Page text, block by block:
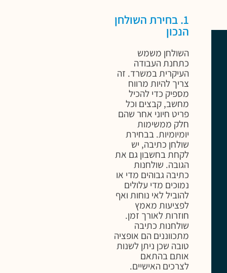
1. בחירת השולחן
הנכון
השולחן משמש
כתחנת העבודה
העיקרית במשרד. זה
צריך להיות מרווח
מספיק כדי להכיל
מחשב, קבצים וכל
פריט חיוני אחר שהם
חלק ממשימות
יומיומיות. בבחירת
שולחן כתיבה, יש
לקחת בחשבון גם את
הגובה. שולחנות
כתיבה גבוהים מדי או
נמוכים מדי עלולים
להוביל לאי נוחות ואף
לפציעות מאמץ
חוזרות לאורך זמן.
שולחנות כתיבה
מתכווננים הם אופציה
טובה שכן ניתן לשנות
אותם בהתאם
לצרכים האישיים.